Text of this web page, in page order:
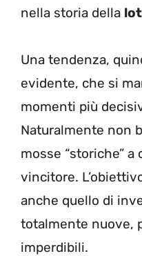
nella storia della
Una tendenza,
evidente, che si
momenti più
Naturalmente non
mosse “storiche”
vincitore.
anche quello di
totalmente nuove,
imperdibili.